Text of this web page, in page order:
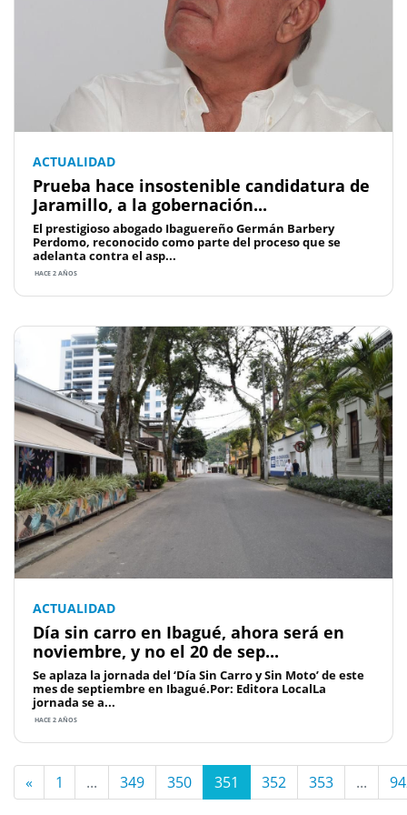
ACTUALIDAD
Prueba hace insostenible candidatura de
Jaramillo, a la gobernación...
El prestigioso abogado Ibaguereño Germán Barbery
Perdomo, reconocido como parte del proceso que se
adelanta contra el asp...
HACE 2 AÑOS
ACTUALIDAD
Día sin carro en Ibagué, ahora será en
noviembre, y no el 20 de sep...
Se aplaza la jornada del ‘Día Sin Carro y Sin Moto’ de este
mes de septiembre en Ibagué.Por: Editora LocalLa
jornada se a...
HACE 2 AÑOS
« 1 ... 349 350 351 352 353 ...